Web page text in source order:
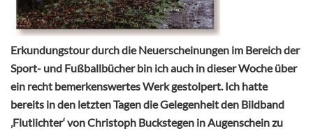
Erkundungstour durch die Neuerscheinungen im Bereich der
Sport- und Fußballbücher bin ich auch in dieser Woche über
ein recht bemerkenswertes Werk gestolpert. Ich hatte
bereits in den letzten Tagen die Gelegenheit den Bildband
‚Flutlichter‘ von Christoph Buckstegen in Augenschein zu